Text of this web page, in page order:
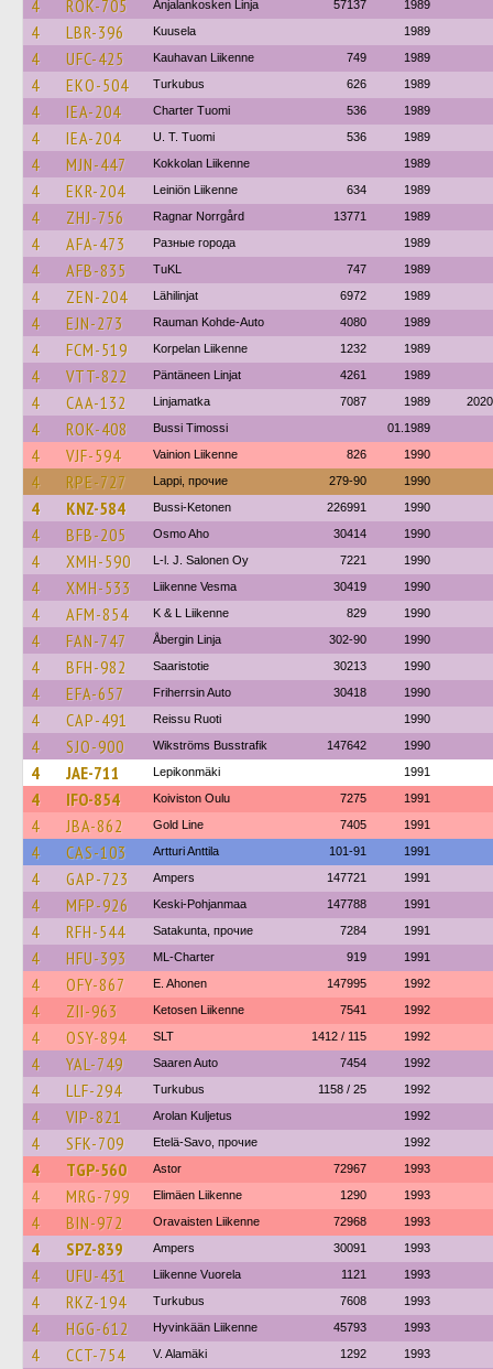
4 ROK-705 Anjalankosken Linja 57137 1989
4 LBR-396 Kuusela 1989
4 UFC-425 Kauhavan Liikenne 749 1989
4 EKO-504 Turkubus 626 1989
4 IEA-204 Charter Tuomi 536 1989
4 IEA-204 U. T. Tuomi 536 1989
4 MJN-447 Kokkolan Liikenne 1989
4 EKR-204 Leiniön Liikenne 634 1989
4 ZHJ-756 Ragnar Norrgård 13771 1989
4 AFA-473 Разные города 1989
4 AFB-835 TuKL 747 1989
4 ZEN-204 Lähilinjat 6972 1989
4 EJN-273 Rauman Kohde-Auto 4080 1989
4 FCM-519 Korpelan Liikenne 1232 1989
4 VTT-822 Päntäneen Linjat 4261 1989
4 CAA-132 Linjamatka 7087 1989 2020
4 ROK-408 Bussi Timossi 01.1989
4 VJF-594 Vainion Liikenne 826 1990
4 RPE-727 Lappi, прочие 279-90 1990
4 KNZ-584 Bussi-Ketonen 226991 1990
4 BFB-205 Osmo Aho 30414 1990
4 XMH-590 L-l. J. Salonen Oy 7221 1990
4 XMH-533 Liikenne Vesma 30419 1990
4 AFM-854 K & L Liikenne 829 1990
4 FAN-747 Åbergin Linja 302-90 1990
4 BFH-982 Saaristotie 30213 1990
4 EFA-657 Friherrsin Auto 30418 1990
4 CAP-491 Reissu Ruoti 1990
4 SJO-900 Wikströms Busstrafik 147642 1990
4 JAE-711 Lepikonmäki 1991
4 IFO-854 Koiviston Oulu 7275 1991
4 JBA-862 Gold Line 7405 1991
4 CAS-103 Artturi Anttila 101-91 1991
4 GAP-723 Ampers 147721 1991
4 MFP-926 Keski-Pohjanmaa 147788 1991
4 RFH-544 Satakunta, прочие 7284 1991
4 HFU-393 ML-Charter 919 1991
4 OFY-867 E. Ahonen 147995 1992
4 ZII-963 Ketosen Liikenne 7541 1992
4 OSY-894 SLT 1412 / 115 1992
4 YAL-749 Saaren Auto 7454 1992
4 LLF-294 Turkubus 1158 / 25 1992
4 VIP-821 Arolan Kuljetus 1992
4 SFK-709 Etelä-Savo, прочие 1992
4 TGP-560 Astor 72967 1993
4 MRG-799 Elimäen Liikenne 1290 1993
4 BIN-972 Oravaisten Liikenne 72968 1993
4 SPZ-839 Ampers 30091 1993
4 UFU-431 Liikenne Vuorela 1121 1993
4 RKZ-194 Turkubus 7608 1993
4 HGG-612 Hyvinkään Liikenne 45793 1993
4 CCT-754 V. Alamäki 1292 1993